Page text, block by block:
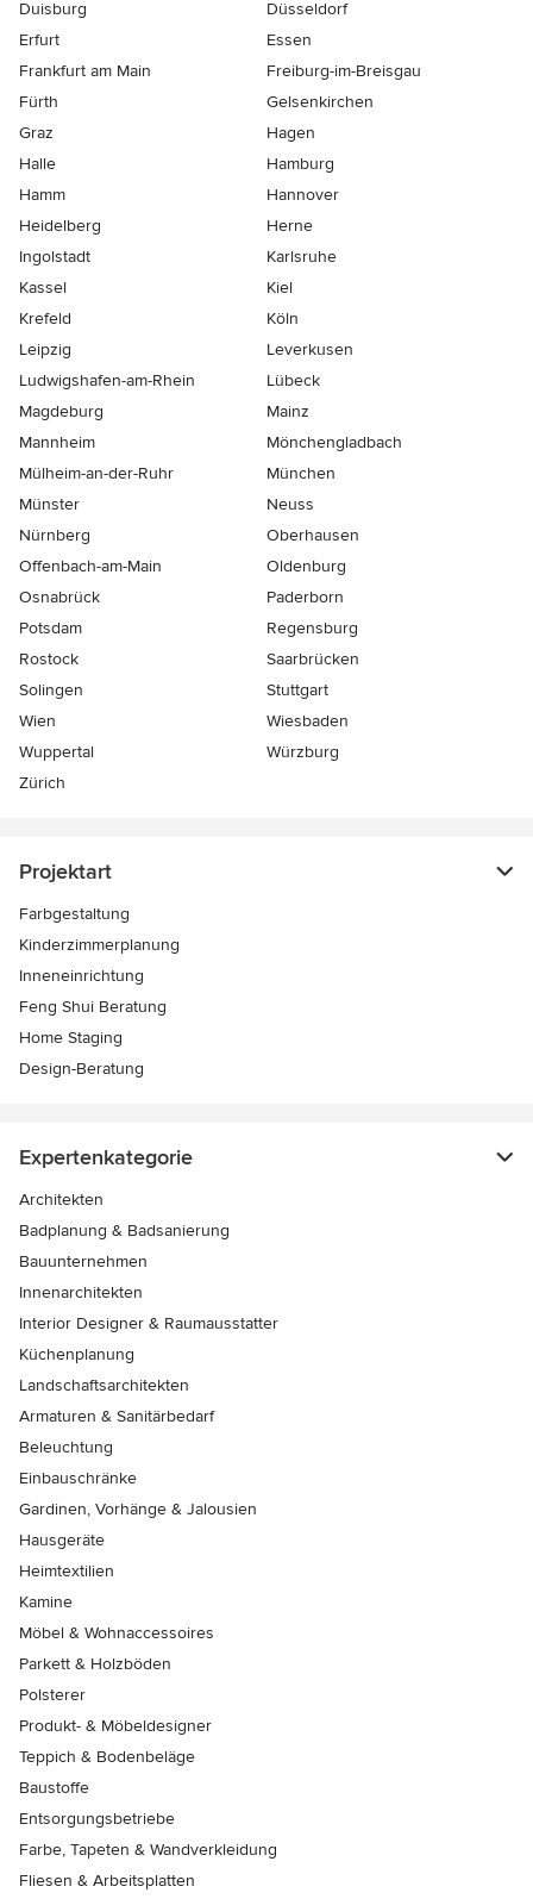
Duisburg
Düsseldorf
Erfurt
Essen
Frankfurt am Main
Freiburg-im-Breisgau
Fürth
Gelsenkirchen
Graz
Hagen
Halle
Hamburg
Hamm
Hannover
Heidelberg
Herne
Ingolstadt
Karlsruhe
Kassel
Kiel
Krefeld
Köln
Leipzig
Leverkusen
Ludwigshafen-am-Rhein
Lübeck
Magdeburg
Mainz
Mannheim
Mönchen­gladbach
Mülheim-an-der-Ruhr
München
Münster
Neuss
Nürnberg
Oberhausen
Offenbach-am-Main
Oldenburg
Osnabrück
Paderborn
Potsdam
Regensburg
Rostock
Saarbrücken
Solingen
Stuttgart
Wien
Wiesbaden
Wuppertal
Würzburg
Zürich
Projektart
Farbgestaltung
Kinderzimmerplanung
Inneneinrichtung
Feng Shui Beratung
Home Staging
Design-Beratung
Expertenkategorie
Architekten
Badplanung & Badsanierung
Bauunternehmen
Innenarchitekten
Interior Designer & Raumausstatter
Küchenplanung
Landschaftsarchitekten
Armaturen & Sanitärbedarf
Beleuchtung
Einbauschränke
Gardinen, Vorhänge & Jalousien
Hausgeräte
Heimtextilien
Kamine
Möbel & Wohnaccessoires
Parkett & Holzböden
Polsterer
Produkt- & Möbeldesigner
Teppich & Bodenbeläge
Baustoffe
Entsorgungsbetriebe
Farbe, Tapeten & Wandverkleidung
Fliesen & Arbeitsplatten